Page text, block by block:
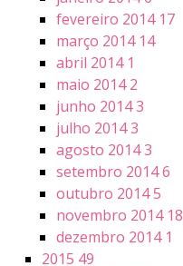
fevereiro 2014 17
março 2014 14
abril 2014 1
maio 20142
junho 20143
julho 20143
agosto 20143
setembro 20146
outubro 20145
novembro 2014 18
dezembro 2014 1
2015 49